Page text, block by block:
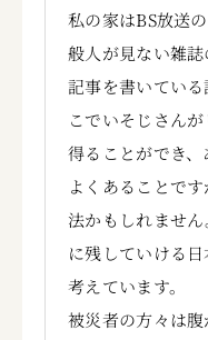
私の家はBS放送
般人が見ない雑
記事を書いてい
こでいそじさん
得ることができ、
よくあることで
法かもしれませ
に残していける
考えています。
被災者の方々は